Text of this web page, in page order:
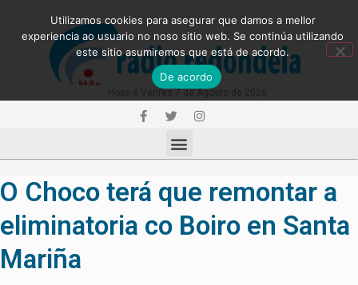
O Choco terá que remontar a
eliminatoria co Boiro en Santa
Mariña
Utilizamos cookies para asegurar que damos a mellor
experiencia ao usuario no noso sitio web. Se continúa utilizando
este sitio asumiremos que está de acordo.
De acordo